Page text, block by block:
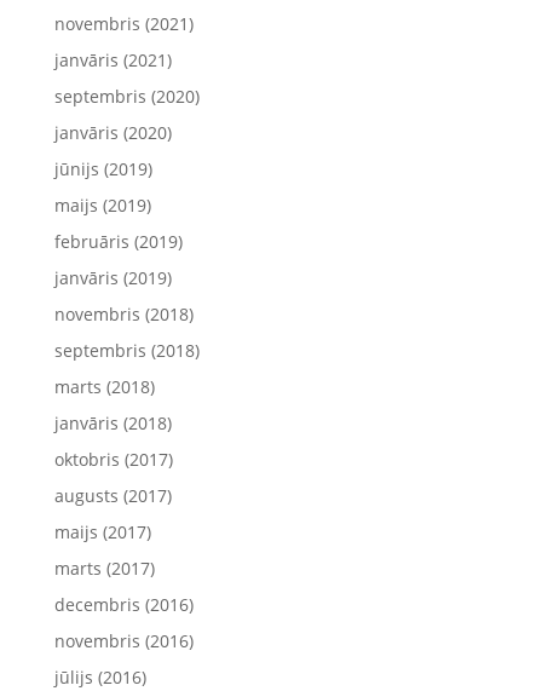
novembris (2021)
janvāris (2021)
septembris (2020)
janvāris (2020)
jūnijs (2019)
maijs (2019)
februāris (2019)
janvāris (2019)
novembris (2018)
septembris (2018)
marts (2018)
janvāris (2018)
oktobris (2017)
augusts (2017)
maijs (2017)
marts (2017)
decembris (2016)
novembris (2016)
jūlijs (2016)